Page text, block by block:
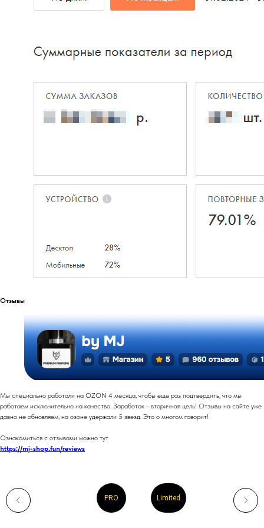
Отзывы
Мы специально работали на OZON 4 месяца, чтобы еще раз подтвердить, что мы
работаем исключительно на качество. Заработок - вторичная цель! Отзывы на сайте уже
давно не обновляем, на озоне удержали 5 звезд. Это о многом говорит!
Ознакомиться с отзывами можно тут
https://mj-shop.fun/reviews
PRO Limited